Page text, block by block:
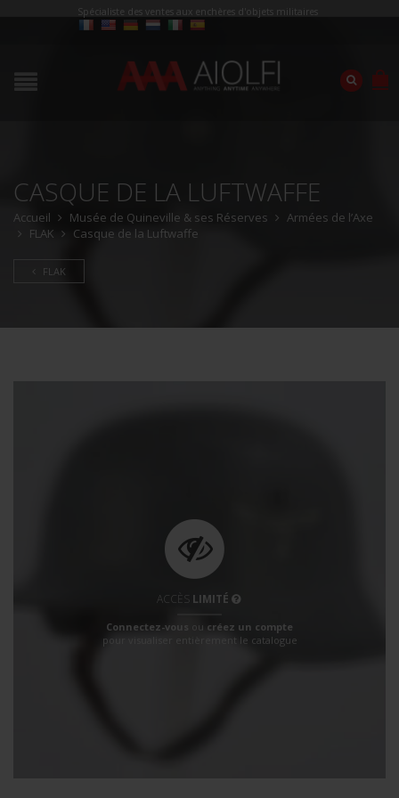
Spécialiste des ventes aux enchères d'objets militaires
CASQUE DE LA LUFTWAFFE
Accueil Musée de Quineville & ses Réserves
Armées de l’Axe
FLAK
Casque de la Luftwaffe
FLAK
ACCÈS LIMITÉ
Connectez-vous ou créez un compte
pour visualiser entièrement le catalogue